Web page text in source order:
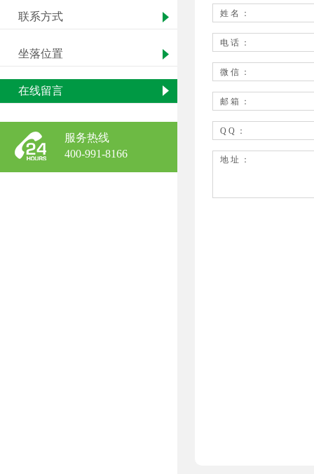
联系方式
坐落位置
在线留言
服务热线
400-991-8166
姓名：
电话：
微信：
邮箱：
QQ：
地址：